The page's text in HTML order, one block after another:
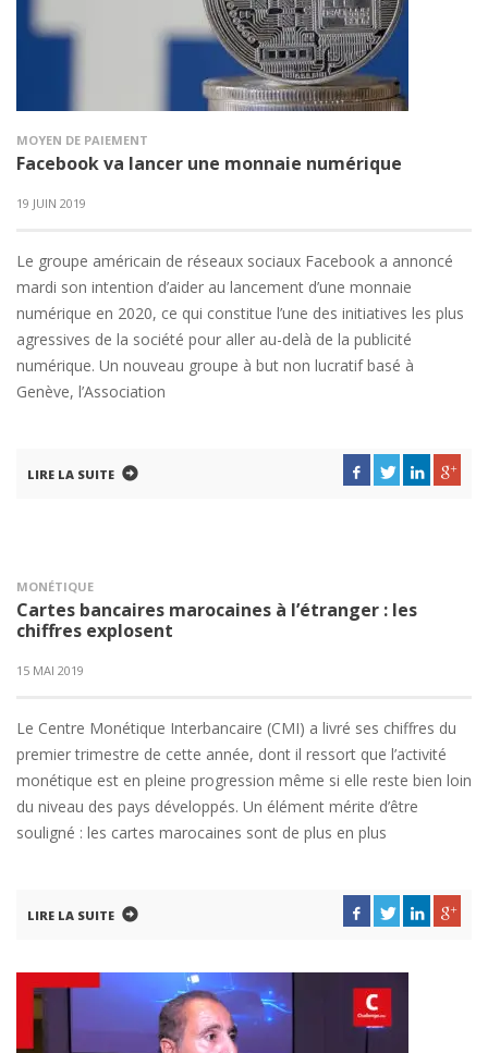
MOYEN DE PAIEMENT
Facebook va lancer une monnaie numérique
19 JUIN 2019
Le groupe américain de réseaux sociaux Facebook a annoncé
mardi son intention d’aider au lancement d’une monnaie
numérique en 2020, ce qui constitue l’une des initiatives les plus
agressives de la société pour aller au-delà de la publicité
numérique. Un nouveau groupe à but non lucratif basé à
Genève, l’Association
LIRE LA SUITE
MONÉTIQUE
Cartes bancaires marocaines à l’étranger : les
chiffres explosent
15 MAI 2019
Le Centre Monétique Interbancaire (CMI) a livré ses chiffres du
premier trimestre de cette année, dont il ressort que l’activité
monétique est en pleine progression même si elle reste bien loin
du niveau des pays développés. Un élément mérite d’être
souligné : les cartes marocaines sont de plus en plus
LIRE LA SUITE